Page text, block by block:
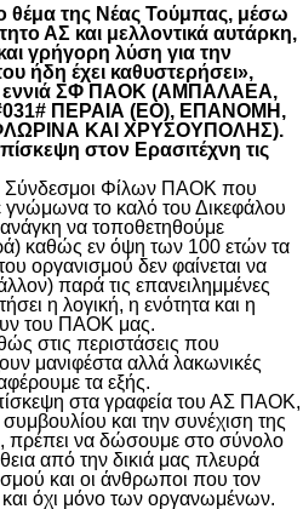
θέμα της Νέας Τούμπας, μέσω
ΑΣ και μελλοντικά αυτάρκη,
γρήγορη λύση για την
ήδη έχει καθυστερήσει»,
εννιά ΣΦ ΠΑΟΚ (ΑΜΠΑΛΑΕΑ,
ΠΕΡΑΙΑ (ΕΟ), ΕΠΑΝΟΜΗ,
ΚΑΙ ΧΡΥΣΟΥΠΟΛΗΣ).
στον Ερασιτέχνη τις
Σύνδεσμοι Φίλων ΠΑΟΚ που
γνώμωνα το καλό του Δικεφάλου
να τοποθετηθούμε
καθώς εν όψη των 100 ετών τα
οργανισμού δεν φαίνεται να
παρά τις επανειλημμένες
η λογική, η ενότητα και η
του ΠΑΟΚ μας.
στις περιστάσεις που
μανιφέστα αλλά λακωνικές
τα εξής.
στα γραφεία του ΑΣ ΠΑΟΚ,
και την συνέχιση της
πρέπει να δώσουμε στο σύνολο
από την δικιά μας πλευρά
και οι άνθρωποι που τον
και όχι μόνο των οργανωμένων.